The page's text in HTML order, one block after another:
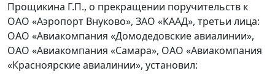
Прощикина Г.П., о прекращении поручительств к
ОАО «Аэропорт Внуково», ЗАО «КААД», третьи лица:
ОАО «Авиакомпания «Домодедовские авиалинии»,
ОАО «Авиакомпания «Самара», ОАО «Авиакомпания
«Красноярские авиалинии», установил: